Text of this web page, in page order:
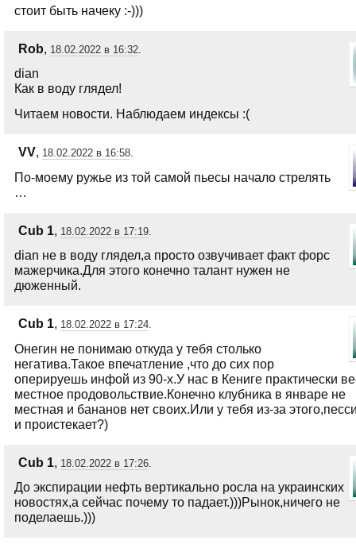
стоит быть начеку :-)))
Rob, 18.02.2022 в 16:32.
dian
Как в воду глядел!
Читаем новости. Наблюдаем индексы :(
VV, 18.02.2022 в 16:58.
По-моему ружье из той самой пьесы начало стрелять
…
Сub 1 18.02.2022 в 17:19.
dian не в воду глядел,а просто озвучивает факт форс
мажерчика.Для этого конечно талант нужен не
дюженный.
Сub 1, 18.02.2022 в 17:24.
Онегин не понимаю откуда у тебя столько
негатива.Такое впечатление ,что до сих пор
оперируешь инфой из 90-х.У нас в Кениге практически
местное продовольствие.Конечно клубника в январе не
местная и бананов нет своих.Или у тебя из-за
и проистекает?)
Сub 1, 18.02.2022 в 17:26.
До экспирации нефть вертикально росла на украинских
новостях,а сейчас почему то падает.)))Рынок,ничего не
поделаешь.)))